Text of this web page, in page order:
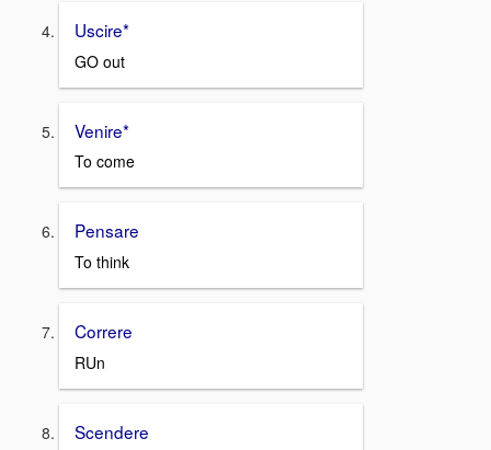
Uscire*
GO out
Venire*
To come
Pensare
To think
Correre
RUn
Scendere